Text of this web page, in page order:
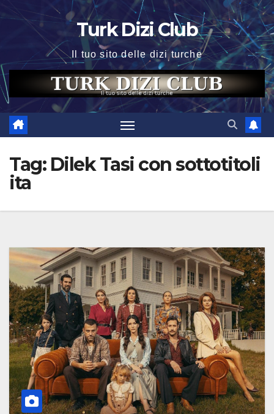
Turk Dizi Club
Il tuo sito delle dizi turche
Tag: Dilek Tasi con sottotitoli
ita